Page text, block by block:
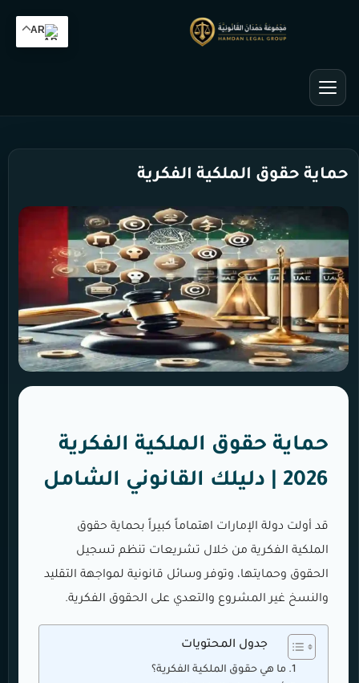
حماية حقوق الملكية الفكرية
حماية حقوق الملكية الفكرية
2026 | دليلك القانوني الشامل
قد أولت دولة الإمارات اهتماماً كبيراً بحماية حقوق
الملكية الفكرية من خلال تشريعات تنظم تسجيل
الحقوق وحمايتها، وتوفر وسائل قانونية لمواجهة التقليد
والنسخ غير المشروع والتعدي على الحقوق الفكرية.
جدول المحتويات
ما هي حقوق الملكية الفكرية؟
AR